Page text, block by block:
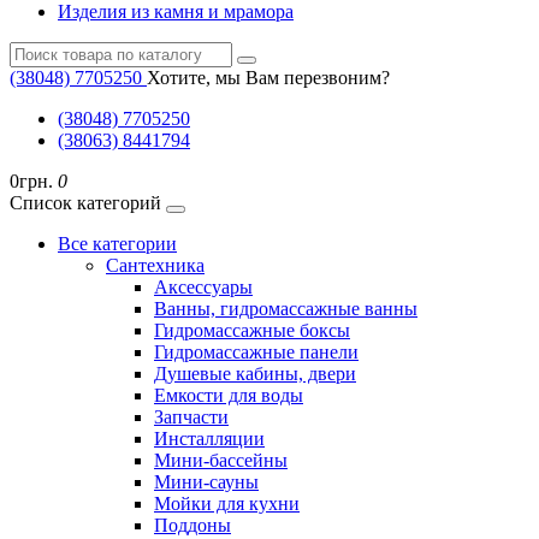
Изделия из камня и мрамора
(38048) ‎7705250 Хотите, мы Вам перезвоним?
(38048) ‎7705250
(38063) 8441794
0грн. 0
Список категорий
Все категории
Cантехника
Аксессуары
Ванны, гидромассажные ванны
Гидромассажные боксы
Гидромассажные панели
Душевые кабины, двери
Емкости для воды
Запчасти
Инсталляции
Мини-бассейны
Мини-сауны
Мойки для кухни
Поддоны